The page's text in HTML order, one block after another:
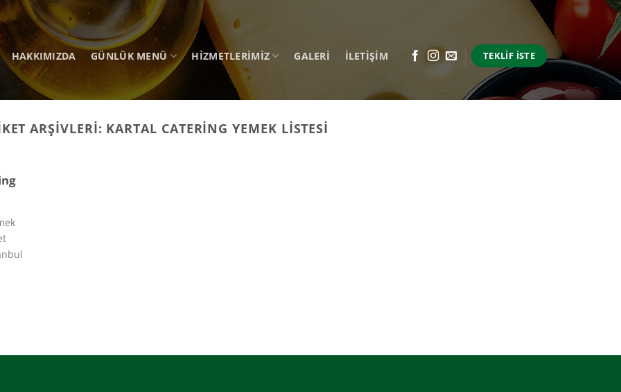
HAKKIMIZDA GÜNLÜK MENÜ HIZMETLERIMIZ GALERI İLETİŞİM TEKLIF İSTE
ARŞIVLERI: KARTAL CATERING YEMEK LISTESI